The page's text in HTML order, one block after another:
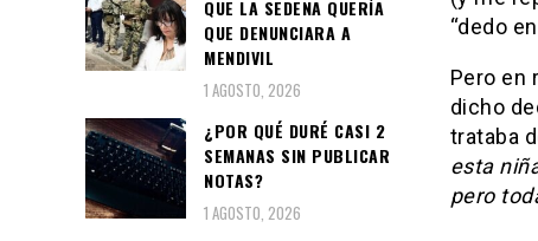
“dedo
Pero en
dicho
trataba
esta
pero
QUE LA SEDENA QUERÍA
QUE DENUNCIARA A
MENDIVIL
1 AGOSTO, 2026
¿POR QUÉ DURÉ CASI 2
SEMANAS SIN PUBLICAR
NOTAS?
1 AGOSTO, 2026